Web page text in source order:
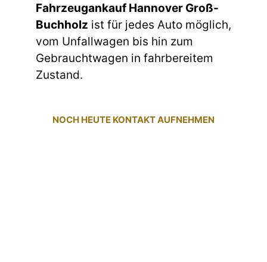
Fahrzeugankauf Hannover Groß-
Buchholz ist für jedes Auto möglich,
vom Unfallwagen bis hin zum
Gebrauchtwagen in fahrbereitem
Zustand.
NOCH HEUTE KONTAKT AUFNEHMEN